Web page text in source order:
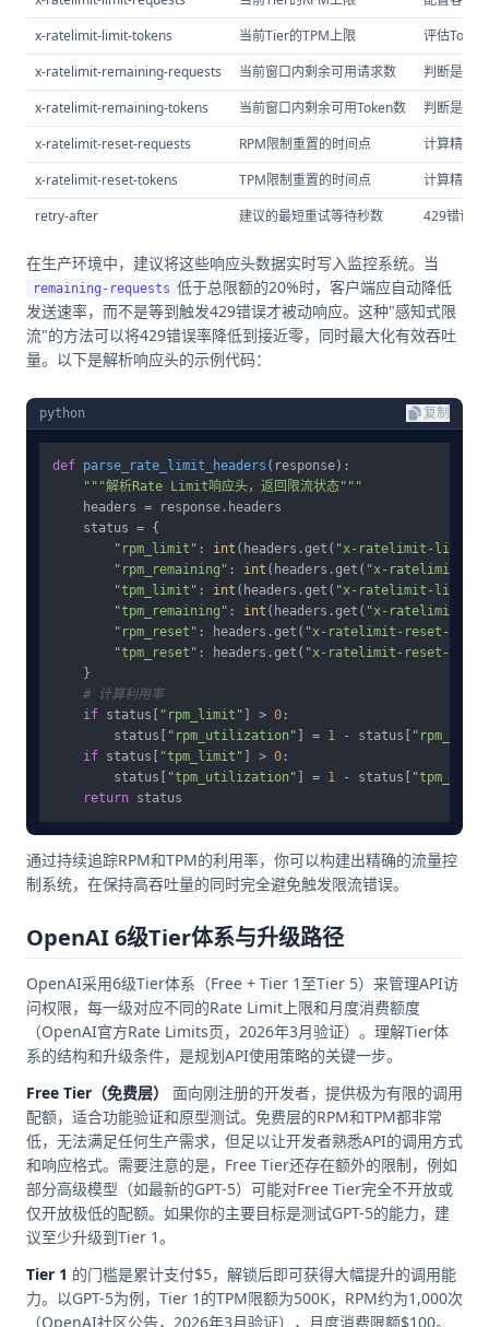
x-ratelimit-limit-tokens
当前Tier的TPM上限
评估
x-ratelimit-remaining-requests
当前窗口内剩余可用请求数
判断是否
x-ratelimit-remaining-tokens
当前窗口内剩余可用Token数
判断是否
x-ratelimit-reset-requests
RPM限制重置的时间点
计算精确
x-ratelimit-reset-tokens
TPM限制重置的时间点
计算精确
retry-after
建议的最短重试等待秒数 429错误
在生产环境中，建议将这些响应头数据实时写入监控系统。当
remaining-requests 低于总限额的20%时，客户端应自动降低
发送速率，而不是等到触发429错误才被动响应。这种"感知式限
流"的方法可以将429错误率降低到接近零，同时最大化有效吞吐
量。以下是解析响应头的示例代码：
python 复制
def parse_rate_limit_headers ( response):
"""解析Rate Limit响应头，返回限流状态"""
    headers = response.headers
    status = {
"rpm_limit" : int (headers.get( "x-ratelimit-limit-
"rpm_remaining" : int (headers.get( "x-ratelimit-
"tpm_limit" : int (headers.get( "x-ratelimit-limit-
"tpm_remaining" : int (headers.get( "x-ratelimit-
"rpm_reset" : headers.get( "x-ratelimit-reset-
"tpm_reset" : headers.get( "x-ratelimit-reset-
    }
# 计算利用率
if status[ "rpm_limit" ] > 0 :
        status[
"rpm_utilization" ] = 1 - status[
if status[ "tpm_limit" ] > 0 :
        status[
"tpm_utilization" ] = 1 - status[
return
通过持续追踪RPM和TPM的利用率，你可以构建出精确的流量控
制系统，在保持高吞吐量的同时完全避免触发限流错误。
OpenAI 6级Tier体系与升级路径
OpenAI采用6级Tier体系（Free + Tier 1至Tier 5）来管理API访
问权限，每一级对应不同的Rate Limit上限和月度消费额度
（OpenAI官方Rate Limits页，2026年3月验证）。理解Tier体
系的结构和升级条件，是规划API使用策略的关键一步。
Free Tier（免费层）
面向刚注册的开发者，提供极为有限的调用
配额，适合功能验证和原型测试。免费层的RPM和TPM都非常
低，无法满足任何生产需求，但足以让开发者熟悉API的调用方式
和响应格式。需要注意的是，Free Tier还存在额外的限制，例如
部分高级模型（如最新的GPT-5）可能对Free Tier完全不开放或
仅开放极低的配额。如果你的主要目标是测试GPT-5的能力，建
议至少升级到Tier 1。
Tier 1 的门槛是累计支付$5，解锁后即可获得大幅提升的调用能
力。以GPT-5为例，Tier 1的TPM限额为500K，RPM约为1,000次
（OpenAI社区公告，2026年3月验证），月度消费限额$100。